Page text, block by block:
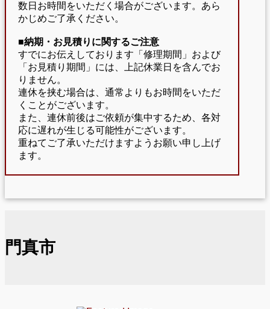
数日お時間をいただく場合がございます。あら
かじめご了承ください。
■納期・お見積りに関するご注意
すでにお伝えしております「修理期間」および
「お見積り期間」には、上記休業日を含んでお
りません。
連休を挟む場合は、通常よりもお時間をいただ
くことがございます。
また、連休前後はご依頼が集中するため、各対
応に遅れが生じる可能性がございます。
重ねてご了承いただけますようお願い申し上げ
ます。
門真市